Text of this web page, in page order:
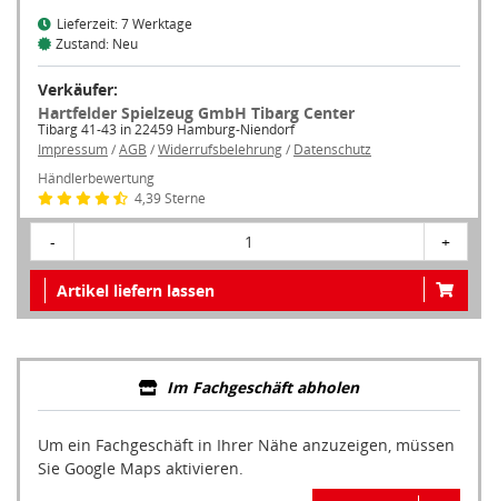
Lieferzeit: 7 Werktage
Zustand: Neu
Verkäufer:
Hartfelder Spielzeug GmbH Tibarg Center
Tibarg 41-43 in 22459 Hamburg-Niendorf
Impressum/AGB /Widerrufsbelehrung/ Datenschutz
Händlerbewertung
4,39 Sterne
- 1 +
Artikel liefern lassen
Im Fachgeschäft abholen
Um ein Fachgeschäft in Ihrer Nähe anzuzeigen, müssen
Sie Google Maps aktivieren.